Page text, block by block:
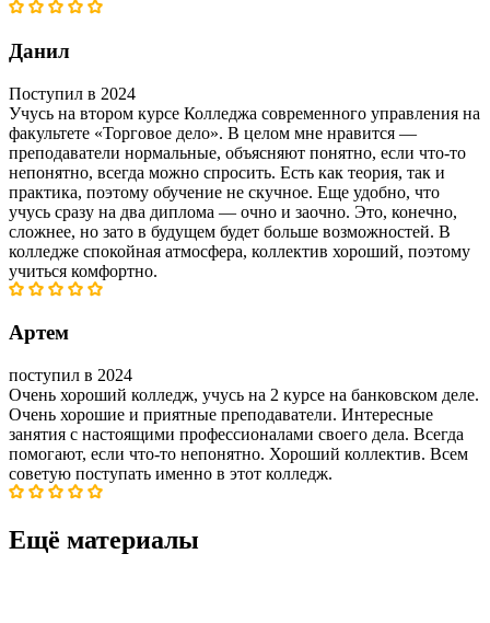
Данил
Поступил в 2024
Учусь на втором курсе Колледжа современного управления на
факультете «Торговое дело». В целом мне нравится —
преподаватели нормальные, объясняют понятно, если что-то
непонятно, всегда можно спросить. Есть как теория, так и
практика, поэтому обучение не скучное. Еще удобно, что
учусь сразу на два диплома — очно и заочно. Это, конечно,
сложнее, но зато в будущем будет больше возможностей. В
колледже спокойная атмосфера, коллектив хороший, поэтому
учиться комфортно.
Артем
поступил в 2024
Очень хороший колледж, учусь на 2 курсе на банковском деле.
Очень хорошие и приятные преподаватели. Интересные
занятия с настоящими профессионалами своего дела. Всегда
помогают, если что-то непонятно. Хороший коллектив. Всем
советую поступать именно в этот колледж.
Ещё материалы